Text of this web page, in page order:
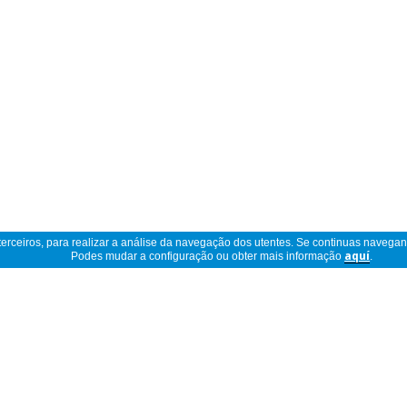
para realizar a análise da navegação dos utentes. Se continuas
Podes mudar a configuração ou obter mais informação aquí.